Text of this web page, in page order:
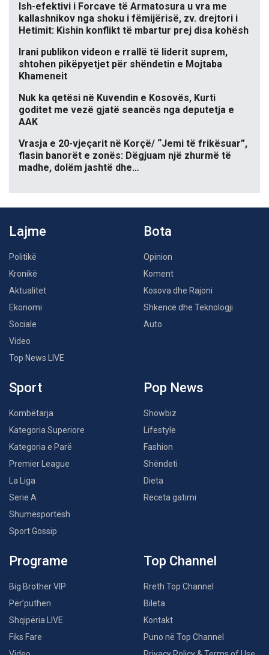
Ish-efektivi i Forcave të Armatosura u vra me
kallashnikov nga shoku i fëmijërisë, zv. drejtori i
Hetimit: Kishin konflikt të mbartur prej disa kohësh
Irani publikon videon e rrallë të liderit suprem,
shtohen pikëpyetjet për shëndetin e Mojtaba
Khameneit
Nuk ka qetësi në Kuvendin e Kosovës, Kurti
goditet me vezë gjatë seancës nga deputetja e
AAK
Vrasja e 20-vjeçarit në Korçë/ “Jemi të frikësuar”,
flasin banorët e zonës: Dëgjuam një zhurmë të
madhe, dolëm jashtë dhe…
Lajme
Politikë
Kronikë
Aktualitet
Ekonomi
Sociale
Video
Top News LIVE
Bota
Opinion
Koment
Kosova dhe Rajoni
Shkencë dhe Teknologji
Auto
Sport
Kombëtarja
Kategoria Superiore
Kategoria e Parë
Premier League
La Liga
Serie A
Shumësportësh
Sport Gossip
Pop News
Showbiz
Lifestyle
Fashion
Shëndeti
Dieta
Receta gatimi
Programe
Big Brother VIP
Për’puthen
Shqipëria LIVE
Fiks Fare
Top Channel
Rreth Top Channel
Bileta
Kontakt
Puno në Top Channel